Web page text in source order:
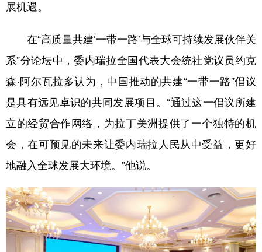
展机遇。
在“高质量共建‘一带一路’与全球可持续发展伙伴关
系”分论坛中，委内瑞拉全国代表大会统社党议员约克
森·阿尔瓦拉多认为，中国推动的共建“一带一路”倡议
是具有远见卓识的共同发展项目。“通过这一倡议所建
立的经贸合作网络，为拉丁美洲提供了一个独特的机
会，在可预见的未来让委内瑞拉人民从中受益，更好
地融入全球发展大环境。”他说。